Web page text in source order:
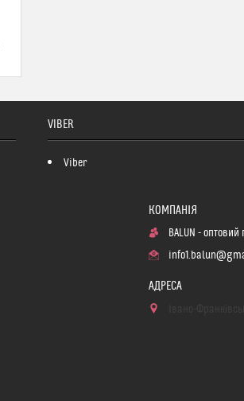
VIBER
Viber
BALUN -